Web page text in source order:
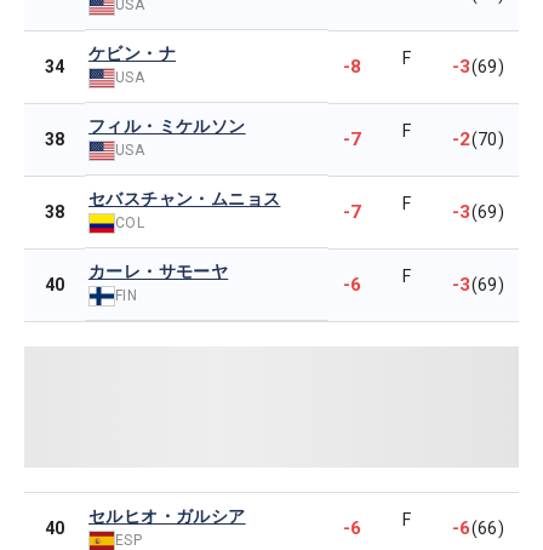
USA
34
ケビン・ナ
USA -8 F -3(69)
38
フィル・ミケルソン
USA -7 F -2(70)
38
セバスチャン・ムニョス
COL -7 F -3(69)
40
カーレ・サモーヤ
FIN -6 F -3(69)
40
セルヒオ・ガルシア
ESP
-6 F -6(66)